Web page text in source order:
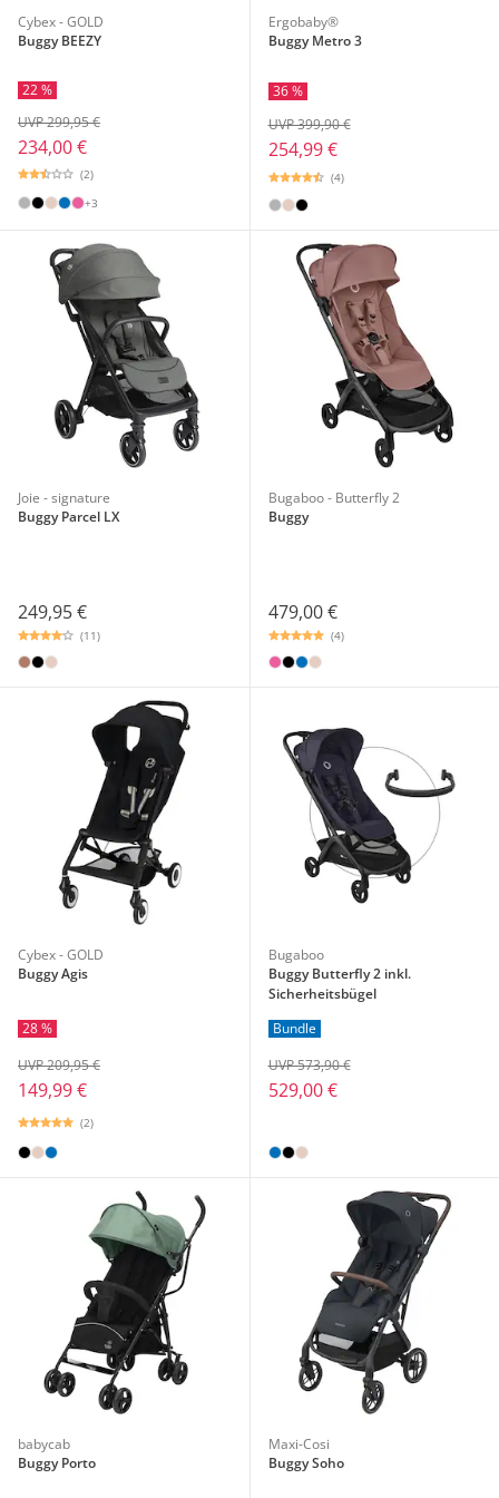
Cybex - GOLD
Buggy BEEZY
22 %
234,00 €
UVP 299,95 €
(2)
+3
Ergobaby®
Buggy Metro 3
36 %
254,99 €
UVP 399,90 €
(4)
Joie - signature
Buggy Parcel LX
249,95 €
(11)
Bugaboo - Butterfly 2
Buggy
479,00 €
(4)
Cybex - GOLD
Buggy Agis
28 %
149,99 €
UVP 209,95 €
(2)
Bugaboo
Buggy Butterfly 2 inkl.
Sicherheitsbügel
Bundle
529,00 €
UVP 573,90 €
babycab
Buggy Porto
Maxi-Cosi
Buggy Soho